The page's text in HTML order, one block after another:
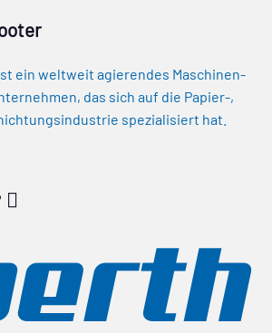
ein weltweit agierendes Maschinen-
das sich auf die Papier-,
spezialisiert hat.